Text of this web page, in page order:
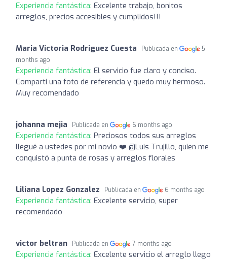
Experiencia fantástica: Excelente trabajo, bonitos
arreglos, precios accesibles y cumplidos!!!
Maria Victoria Rodriguez Cuesta Publicada en
5
months ago
Experiencia fantástica: El servicio fue claro y conciso.
Comparti una foto de referencia y quedo muy hermoso.
Muy recomendado
johanna mejia Publicada en 6 months ago
Experiencia fantástica: Preciosos todos sus arreglos
llegué a ustedes por mi novio ❤️ @Luis Trujillo, quien me
conquistó a punta de rosas y arreglos florales
Liliana Lopez Gonzalez Publicada en 6 months ago
Experiencia fantástica: Excelente servicio, super
recomendado
victor beltran Publicada en 7 months ago
Experiencia fantástica: Excelente servicio el arreglo llego